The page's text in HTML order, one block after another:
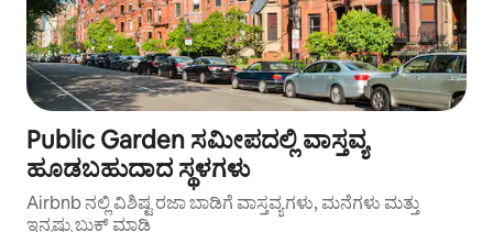
Public Garden ಸಮೀಪದಲ್ಲಿ ವಾಸ್ತವ್ಯ
ಹೂಡಬಹುದಾದ ಸ್ಥಳಗಳು
Airbnb ನಲ್ಲಿ ವಿಶಿಷ್ಟ ರಜಾ ಬಾಡಿಗೆ ವಾಸ್ತವ್ಯಗಳು, ಮನೆಗಳು ಮತ್ತು
ಇನ್ನಷ್ಟು ಬುಕ್ ಮಾಡಿ